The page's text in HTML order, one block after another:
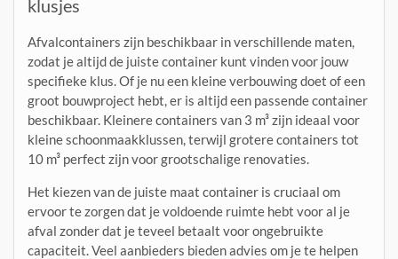
klusjes
Afvalcontainers zijn beschikbaar in verschillende maten,
zodat je altijd de juiste container kunt vinden voor jouw
specifieke klus. Of je nu een kleine verbouwing doet of een
groot bouwproject hebt, er is altijd een passende container
beschikbaar. Kleinere containers van 3 m³ zijn ideaal voor
kleine schoonmaakklussen, terwijl grotere containers tot
10 m³ perfect zijn voor grootschalige renovaties.
Het kiezen van de juiste maat container is cruciaal om
ervoor te zorgen dat je voldoende ruimte hebt voor al je
afval zonder dat je teveel betaalt voor ongebruikte
capaciteit. Veel aanbieders bieden advies om je te helpen